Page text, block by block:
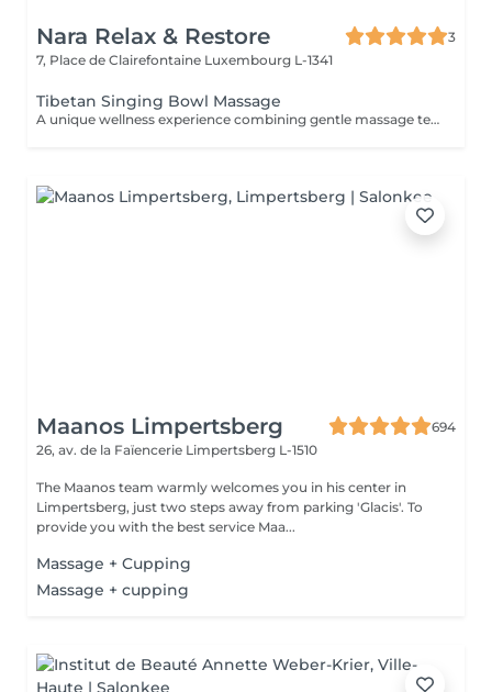
Nara Relax & Restore
3
7, Place de Clairefontaine Luxembourg L-1341
Tibetan Singing Bowl Massage
A unique wellness experience combining gentle massage techniques, aromatic oils, and the soothing sounds of Tibetan singing bowls. The harmonious vibrations and calming tones create a deeply immersive atmosphere, helping you disconnect from daily stress and enjoy a moment of complete tranquility.
Maanos Limpertsberg
694
26, av. de la Faïencerie Limpertsberg L-1510
The Maanos team warmly welcomes you in his center in
Limpertsberg, just two steps away from parking 'Glacis'. To
provide you with the best service Maa...
Massage + Cupping
Massage + cupping